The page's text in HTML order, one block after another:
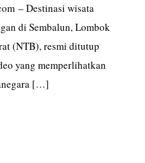
– Destinasi wisata
di Sembalun, Lombok
(NTB), resmi ditutup
yang memperlihatkan
[…]